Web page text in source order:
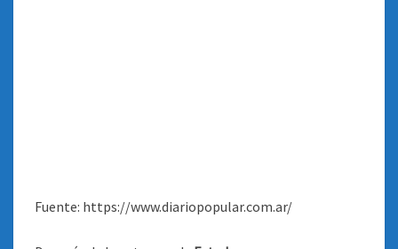
Fuente: https://www.diariopopular.com.ar/